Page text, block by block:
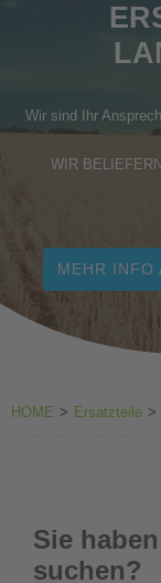
Zubehör Weinbau
Wir sind Ihr
WIR
MEHR INFO
HOME > Ersatzteile >
Sie
suchen?